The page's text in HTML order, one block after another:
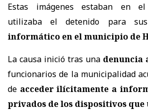
Estas imágenes estaban en
utilizaba el detenido para
informático en el municipio de
La causa inició tras una denuncia
funcionarios de la municipalidad
de acceder ilícitamente a
privados de los dispositivos